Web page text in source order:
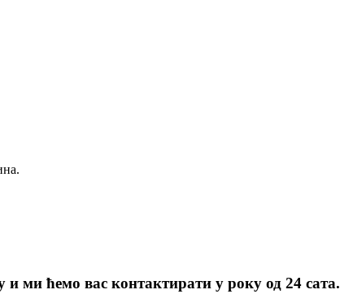
ми ћемо вас контактирати у року од 24 сата.